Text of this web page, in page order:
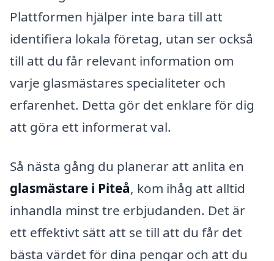
Plattformen hjälper inte bara till att
identifiera lokala företag, utan ser också
till att du får relevant information om
varje glasmästares specialiteter och
erfarenhet. Detta gör det enklare för dig
att göra ett informerat val.
Så nästa gång du planerar att anlita en
glasmästare i Piteå, kom ihåg att alltid
inhandla minst tre erbjudanden. Det är
ett effektivt sätt att se till att du får det
bästa värdet för dina pengar och att du